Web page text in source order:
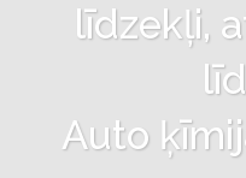
līdzekļi,
Auto